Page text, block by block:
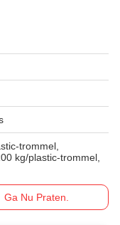
trommel,
kg/plastic-trommel,
Ga Nu Praten.